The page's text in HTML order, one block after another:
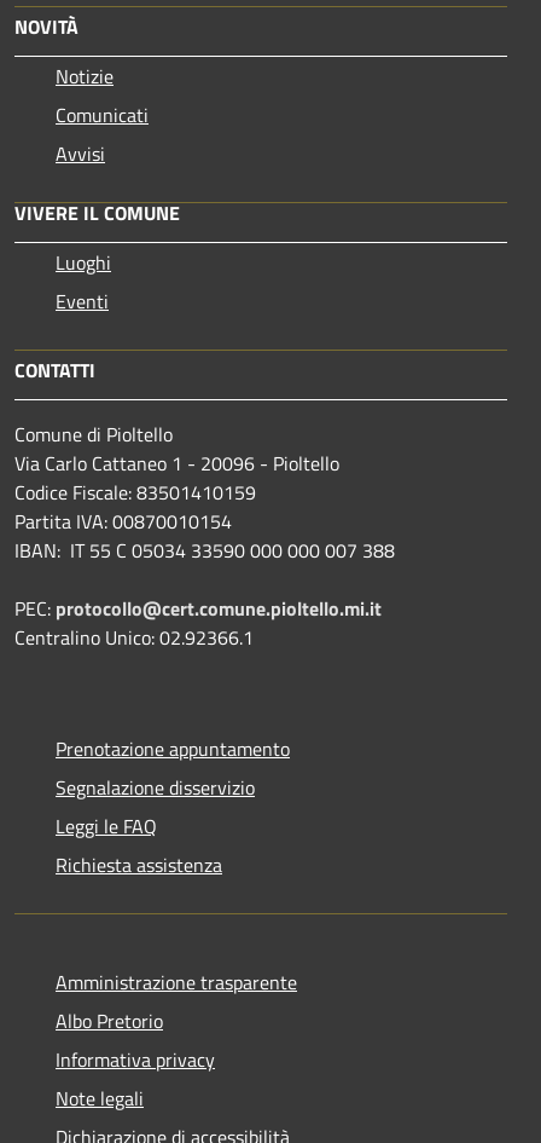
NOVITÀ
Notizie
Comunicati
Avvisi
VIVERE IL COMUNE
Luoghi
Eventi
CONTATTI
Comune di Pioltello
Via Carlo Cattaneo 1 - 20096 - Pioltello
Codice Fiscale: 83501410159
Partita IVA: 00870010154
IBAN: IT 55 C 05034 33590 000 000 007 388
PEC: protocollo@cert.comune.pioltello.mi.it
Centralino Unico: 02.92366.1
Prenotazione appuntamento
Segnalazione disservizio
Leggi le FAQ
Richiesta assistenza
Amministrazione trasparente
Albo Pretorio
Informativa privacy
Note legali
Dichiarazione di accessibilità